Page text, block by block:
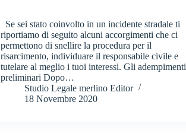
Se sei stato coinvolto in un incidente stradale ti
riportiamo di seguito alcuni accorgimenti che ci
permettono di snellire la procedura per il
risarcimento, individuare il responsabile civile e
tutelare al meglio i tuoi interessi. Gli adempimenti
preliminari Dopo…
Studio Legale merlino Editor
18 Novembre 2020